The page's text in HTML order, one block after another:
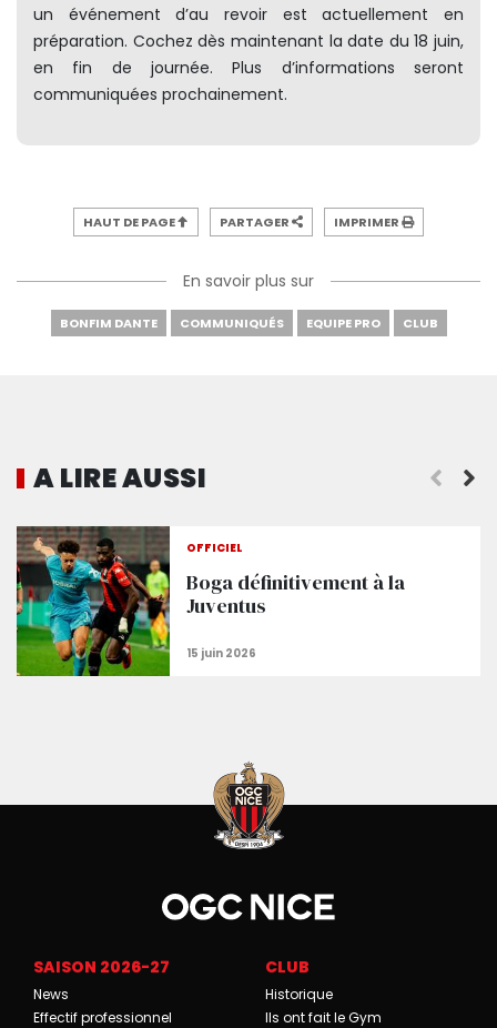
un événement d’au revoir est actuellement en
préparation. Cochez dès maintenant la date du 18 juin,
en fin de journée. Plus d’informations seront
communiquées prochainement.
HAUT DE PAGE PARTAGER IMPRIMER
En savoir plus sur
BONFIM DANTE COMMUNIQUÉS EQUIPE PRO CLUB
A LIRE AUSSI
OFFICIEL
Boga définitivement à la
Juventus
SAISON 2026-27
News
Effectif professionnel
CLUB
Historique
Ils ont fait le Gym